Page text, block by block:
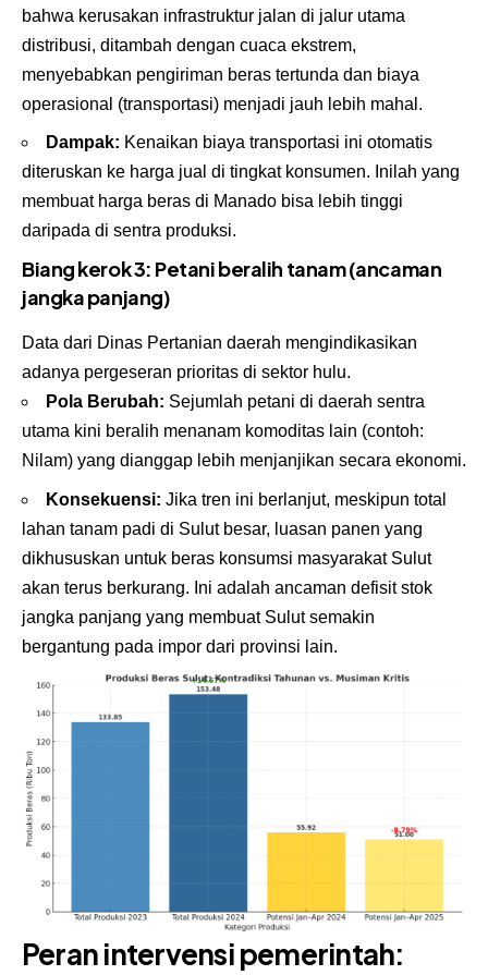
bahwa kerusakan infrastruktur jalan di jalur utama
distribusi, ditambah dengan cuaca ekstrem,
menyebabkan pengiriman beras tertunda dan biaya
operasional (transportasi) menjadi jauh lebih mahal.
Dampak: Kenaikan biaya transportasi ini otomatis
diteruskan ke harga jual di tingkat konsumen. Inilah yang
membuat harga beras di Manado bisa lebih tinggi
daripada di sentra produksi.
Biang kerok 3: Petani beralih tanam (ancaman
jangka panjang)
Data dari Dinas Pertanian daerah mengindikasikan
adanya pergeseran prioritas di sektor hulu.
Pola Berubah: Sejumlah petani di daerah sentra
utama kini beralih menanam komoditas lain (contoh:
Nilam) yang dianggap lebih menjanjikan secara ekonomi.
Konsekuensi: Jika tren ini berlanjut, meskipun total
lahan tanam padi di Sulut besar, luasan panen yang
dikhususkan untuk beras konsumsi masyarakat Sulut
akan terus berkurang. Ini adalah ancaman defisit stok
jangka panjang yang membuat Sulut semakin
bergantung pada impor dari provinsi lain.
Peran intervensi pemerintah: